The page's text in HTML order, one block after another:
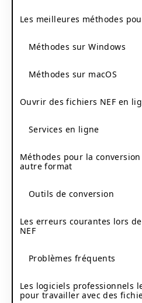
Les meilleures méthodes
Méthodes sur Windows
Méthodes sur macOS
Ouvrir des fichiers NEF en
Services en ligne
Méthodes pour la
autre format
Outils de conversion
Les erreurs courantes lors
NEF
Problèmes fréquents
Les logiciels professionnels
pour travailler avec des